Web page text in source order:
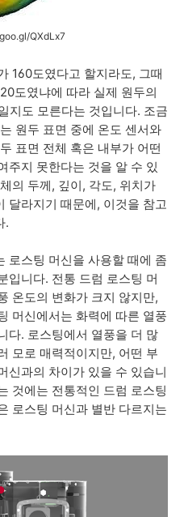
QXdLx7
160도였다고 할지라도, 그때
도였냐에 따라 실제 원두의
지도 모른다는 것입니다. 조금
원두 표면 중에 온도 센서와
표면 전체 혹은 내부가 어떤
주지 못한다는 것을 알 수 있
의 두께, 깊이, 각도, 위치가
달라지기 때문에, 이것을 참고
.
로스팅 머신을 사용할 때에 좀
입니다. 전통 드럼 로스팅 머
온도의 변화가 크지 않지만,
머신에서는 화력에 따른 열풍
다. 로스팅에서 열풍을 더 많
모로 매력적이지만, 어떤 부
신과의 차이가 있을 수 있습니
것에는 전통적인 드럼 로스팅
로스팅 머신과 별반 다르지는